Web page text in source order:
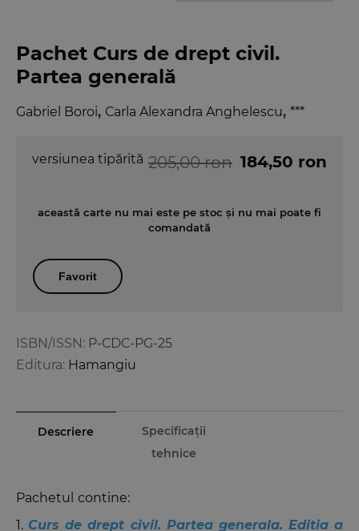
Pachet Curs de drept civil.
Partea generală
Gabriel Boroi, Carla Alexandra Anghelescu, ***
ISBN/ISSN: P-CDC-PG-25
Editura: Hamangiu
versiunea tipărită 205,00 ron 184,50 ron
această carte nu mai este pe stoc și nu mai poate fi
comandată
Favorit
Descriere
Specificații
tehnice
Pachetul contine:
1. Curs de drept civil. Partea generala. Editia a